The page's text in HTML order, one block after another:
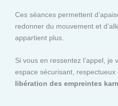
Ces séances permettent
redonner du mouvement et
appartient plus.
Si vous en ressentez l’appel, je
espace sécurisant,
libération des empreintes